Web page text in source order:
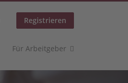
Registrieren
Für Arbeitgeber